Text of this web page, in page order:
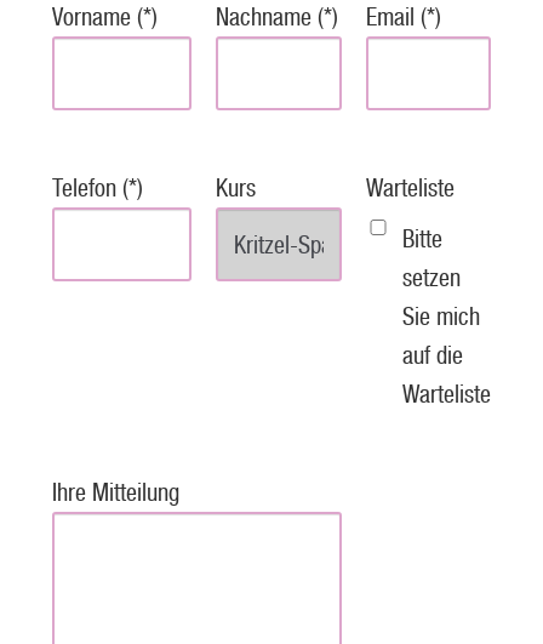
Vorname (*) Nachname (*) Email (*)
Telefon (*) Kurs
Warteliste
Bitte
setzen
Sie mich
auf die
Warteliste
Ihre Mitteilung